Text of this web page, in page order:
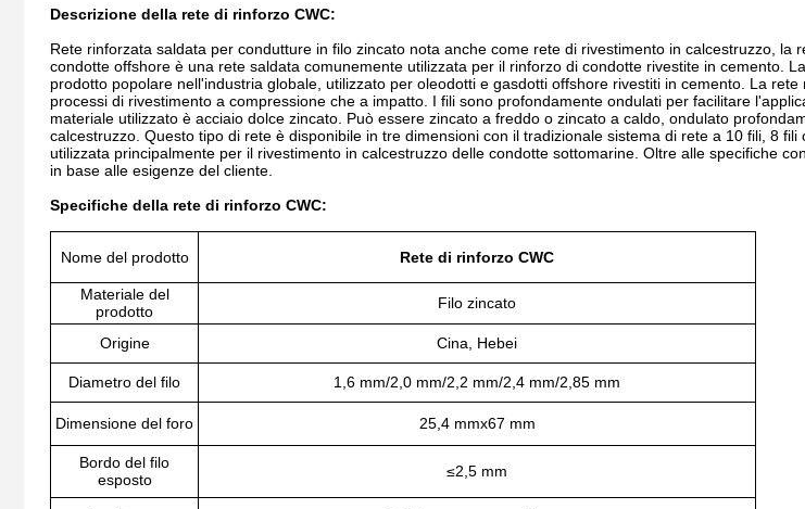
Descrizione della rete di rinforzo CWC:
Rete rinforzata saldata per condutture in filo zincato nota anche come rete di rivestimento in calcestruzzo, la
condotte offshore è una rete saldata comunemente utilizzata per il rinforzo di condotte rivestite in cemento.
prodotto popolare nell'industria globale, utilizzato per oleodotti e gasdotti offshore rivestiti in cemento. La
processi di rivestimento a compressione che a impatto. I fili sono profondamente ondulati per facilitare
materiale utilizzato è acciaio dolce zincato. Può essere zincato a freddo o zincato a caldo, ondulato
calcestruzzo. Questo tipo di rete è disponibile in tre dimensioni con il tradizionale sistema di rete a 10 fili, 8
utilizzata principalmente per il rivestimento in calcestruzzo delle condotte sottomarine. Oltre alle specifiche
in base alle esigenze del cliente.
Specifiche della rete di rinforzo CWC:
Nome del prodotto Rete di rinforzo CWC
Materiale del
prodotto
Filo zincato
Origine Cina, Hebei
Diametro del filo 1,6 mm/2,0 mm/2,2 mm/2,4 mm/2,85 mm
Dimensione del foro 25,4 mmx67 mm
Bordo del filo
esposto
≤2,5 mm